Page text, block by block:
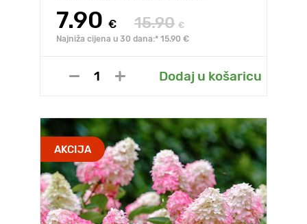
7.90 € 15.90 €
Najniža cijena u 30 dana:* 15.90 €
Dodaj u košaricu
AKCIJA